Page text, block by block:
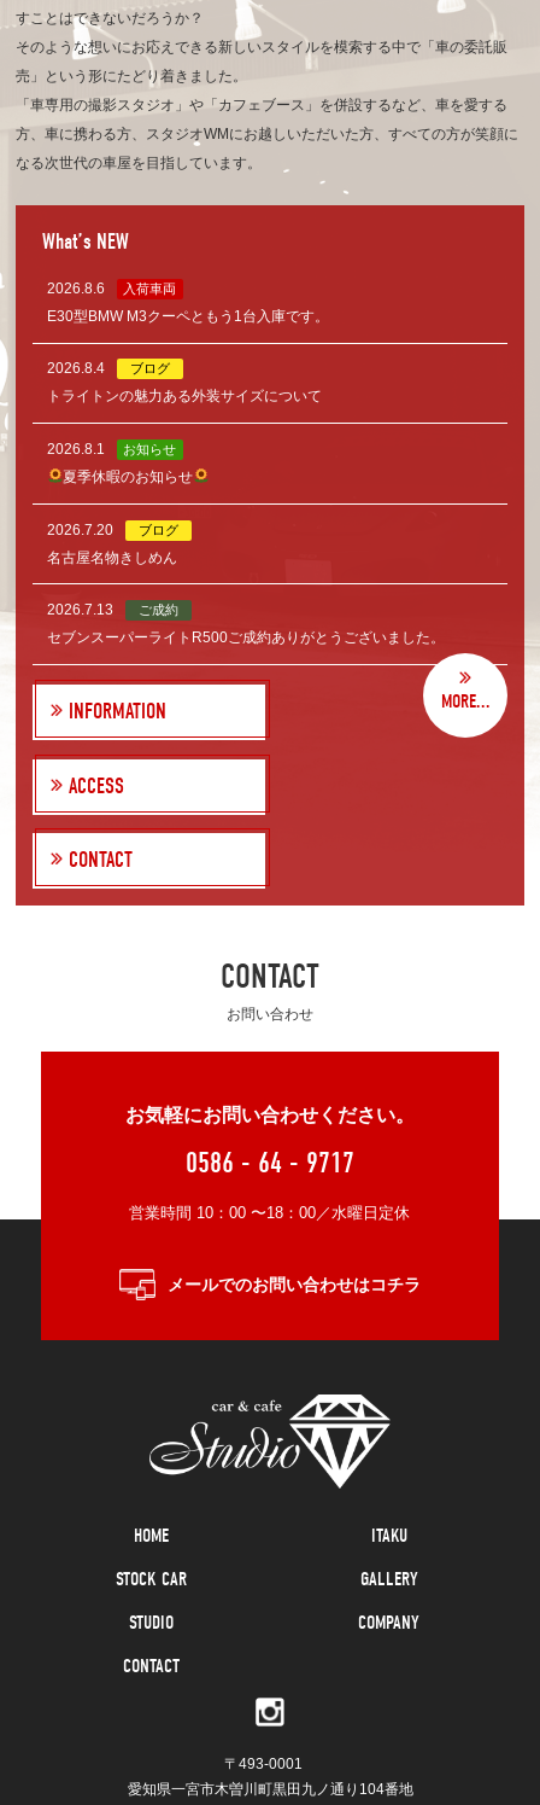
すことはできないだろうか？
そのような想いにお応えできる新しいスタイルを模索する中で「車の委託販
売」という形にたどり着きました。
「車専用の撮影スタジオ」や「カフェブース」を併設するなど、車を愛する
方、車に携わる方、 スタジオWMにお越しいただいた方、すべての方が笑顔に
なる次世代の車屋を目指しています。
What’s NEW
2026.8.6 入荷車両
E30型BMW M3クーペともう1台入庫です。
2026.8.4 ブログ
トライトンの魅力ある外装サイズについて
2026.8.1 お知らせ
夏季休暇のお知らせ
2026.7.20 ブログ
名古屋名物きしめん
2026.7.13 ご成約
セブンスーパーライトR500ご成約ありがとうございました。
MORE...
INFORMATION
ACCESS
CONTACT
CONTACT
お問い合わせ
お気軽にお問い合わせください。
0586 - 64 - 9717
営業時間 10：00 〜18：00／水曜日定休
メールでのお問い合わせはコチラ
HOME
ITAKU
STOCK CAR
GALLERY
STUDIO
COMPANY
CONTACT
〒493-0001
愛知県一宮市木曽川町黒田九ノ通り104番地